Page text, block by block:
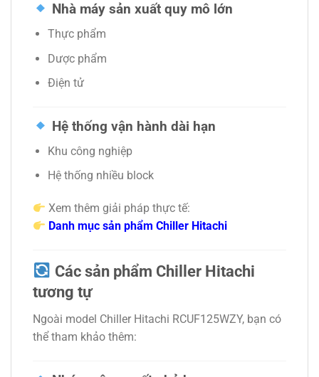
Nhà máy sản xuất quy mô lớn
Thực phẩm
Dược phẩm
Điện tử
Hệ thống vận hành dài hạn
Khu công nghiệp
Hệ thống nhiều block
Xem thêm giải pháp thực tế:
Danh mục sản phẩm Chiller Hitachi
Các sản phẩm Chiller Hitachi
tương tự
Ngoài model Chiller Hitachi RCUF125WZY, bạn có
thể tham khảo thêm: